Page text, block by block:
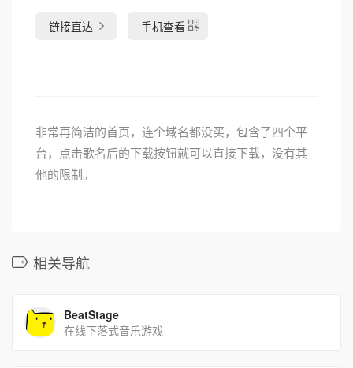
链接直达 手机查看
非常再简洁的首页，连个域名都没买，包含了四个平
台，点击歌名后的下载按钮就可以直接下载，没有其
他的限制。
相关导航
BeatStage
在线下落式音乐游戏